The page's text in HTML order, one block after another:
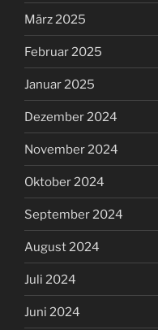
März 2025
Februar 2025
Januar 2025
Dezember 2024
November 2024
Oktober 2024
September 2024
August 2024
Juli 2024
Juni 2024